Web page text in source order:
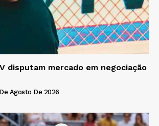
disputam mercado em negociação
Agosto De 2026